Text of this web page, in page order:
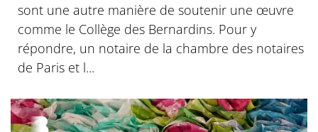
sont une autre manière de soutenir une œuvre
comme le Collège des Bernardins. Pour y
répondre, un notaire de la chambre des notaires
de Paris et l...